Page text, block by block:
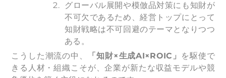
グローバル展開や模倣品対策にも知財が
不可欠であるため、経営トップにとって
知財戦略は不可回避のテーマとなりつつ
ある。
こうした潮流の中、
「知財×生成AI×ROIC」
を駆使で
きる人材・組織こそが、企業が新たな収益モデルや競